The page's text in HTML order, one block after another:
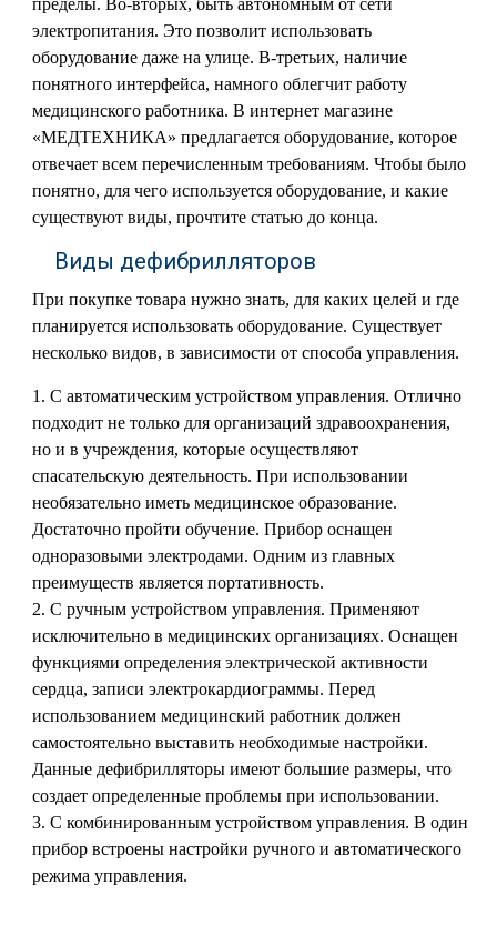
пределы. Во-вторых, быть автономным от сети
электропитания. Это позволит использовать
оборудование даже на улице. В-третьих, наличие
понятного интерфейса, намного облегчит работу
медицинского работника. В интернет магазине
«МЕДТЕХНИКА» предлагается оборудование, которое
отвечает всем перечисленным требованиям. Чтобы было
понятно, для чего используется оборудование, и какие
существуют виды, прочтите статью до конца.
Виды дефибрилляторов
При покупке товара нужно знать, для каких целей и где
планируется использовать оборудование. Существует
несколько видов, в зависимости от способа управления.
С автоматическим устройством управления. Отлично
подходит не только для организаций здравоохранения,
но и в учреждения, которые осуществляют
спасательскую деятельность. При использовании
необязательно иметь медицинское образование.
Достаточно пройти обучение. Прибор оснащен
одноразовыми электродами. Одним из главных
преимуществ является портативность.
С ручным устройством управления. Применяют
исключительно в медицинских организациях. Оснащен
функциями определения электрической активности
сердца, записи электрокардиограммы. Перед
использованием медицинский работник должен
самостоятельно выставить необходимые настройки.
Данные дефибрилляторы имеют большие размеры, что
создает определенные проблемы при использовании.
С комбинированным устройством управления. В один
прибор встроены настройки ручного и автоматического
режима управления.